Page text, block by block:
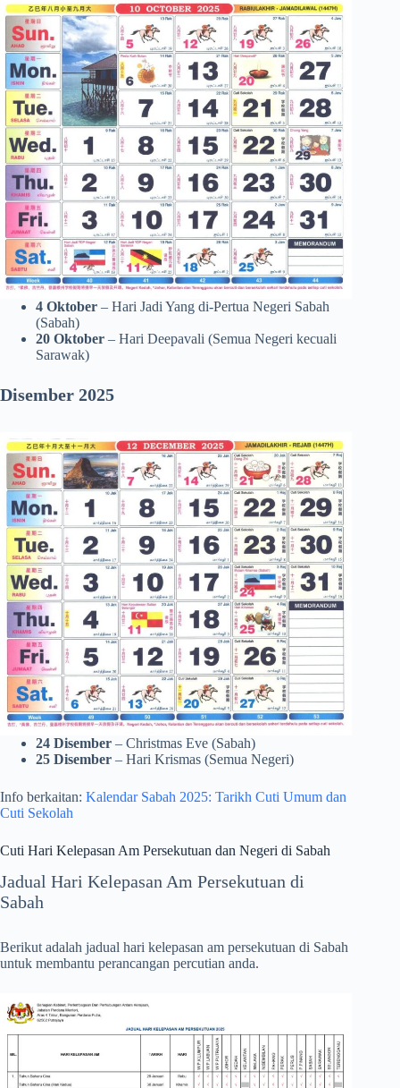
4 Oktober – Hari Jadi Yang di-Pertua Negeri Sabah
(Sabah)
20 Oktober – Hari Deepavali (Semua Negeri kecuali
Sarawak)
Disember 2025
24 Disember – Christmas Eve (Sabah)
25 Disember – Hari Krismas (Semua Negeri)
Info berkaitan: Kalendar Sabah 2025: Tarikh Cuti Umum dan
Cuti Sekolah
Cuti Hari Kelepasan Am Persekutuan dan Negeri di Sabah
Jadual Hari Kelepasan Am Persekutuan di
Sabah
Berikut adalah jadual hari kelepasan am persekutuan di Sabah
untuk membantu perancangan percutian anda.